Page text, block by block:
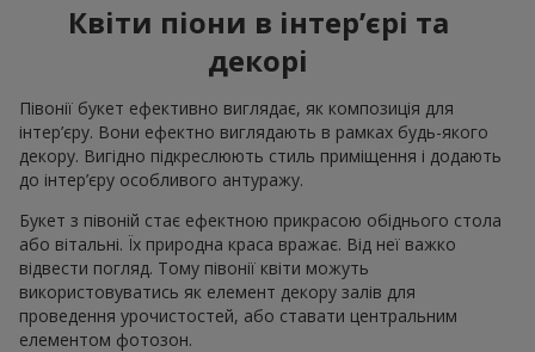
Квіти піони в інтер’єрі та
декорі
Півонії букет ефективно виглядає, як композиція для
інтер’єру. Вони ефектно виглядають в рамках будь-якого
декору. Вигідно підкреслюють стиль приміщення і додають
до інтер’єру особливого антуражу.
Букет з півоній стає ефектною прикрасою обіднього стола
або вітальні. Їх природна краса вражає. Від неї важко
відвести погляд. Тому півонії квіти можуть
використовуватись як елемент декору залів для
проведення урочистостей, або ставати центральним
елементом фотозон.